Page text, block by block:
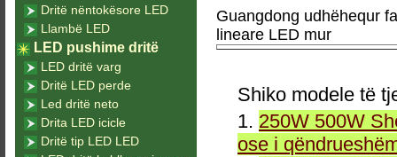
Guangdong udhëhequr
lineare LED mur
Shiko modele të
1. 250W 500W
ose i
Dritë nëntokësore LED
Llambë LED
LED pushime dritë
LED dritë varg
Dritë LED perde
Led dritë neto
Drita LED icicle
Dritë tip LED LED